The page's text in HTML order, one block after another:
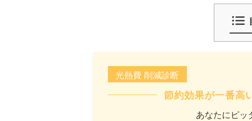
光熱費 削減診断
節約効果が一番高
あなたにピッ